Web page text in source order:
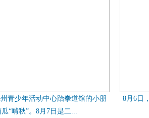
青少年活动中心跆拳道馆的小朋
“啃秋”。8月7日是二...
8月6日